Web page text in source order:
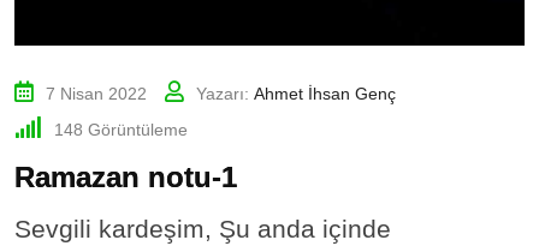
7 Nisan 2022 Yazarı: Ahmet İhsan Genç
148 Görüntüleme
Ramazan notu-1
Sevgili kardeşim, Şu anda içinde